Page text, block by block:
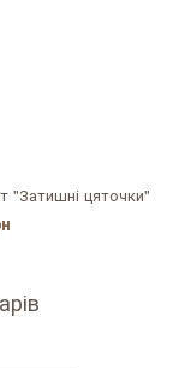
"Затишні цяточки"